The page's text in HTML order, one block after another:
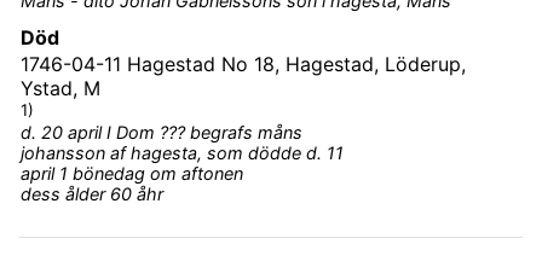
Död
1746-04-11 Hagestad No 18, Hagestad, Löderup,
Ystad, M
1)
d. 20 april I Dom ??? begrafs måns
johansson af hagesta, som dödde d. 11
april 1 bönedag om aftonen
dess ålder 60 åhr